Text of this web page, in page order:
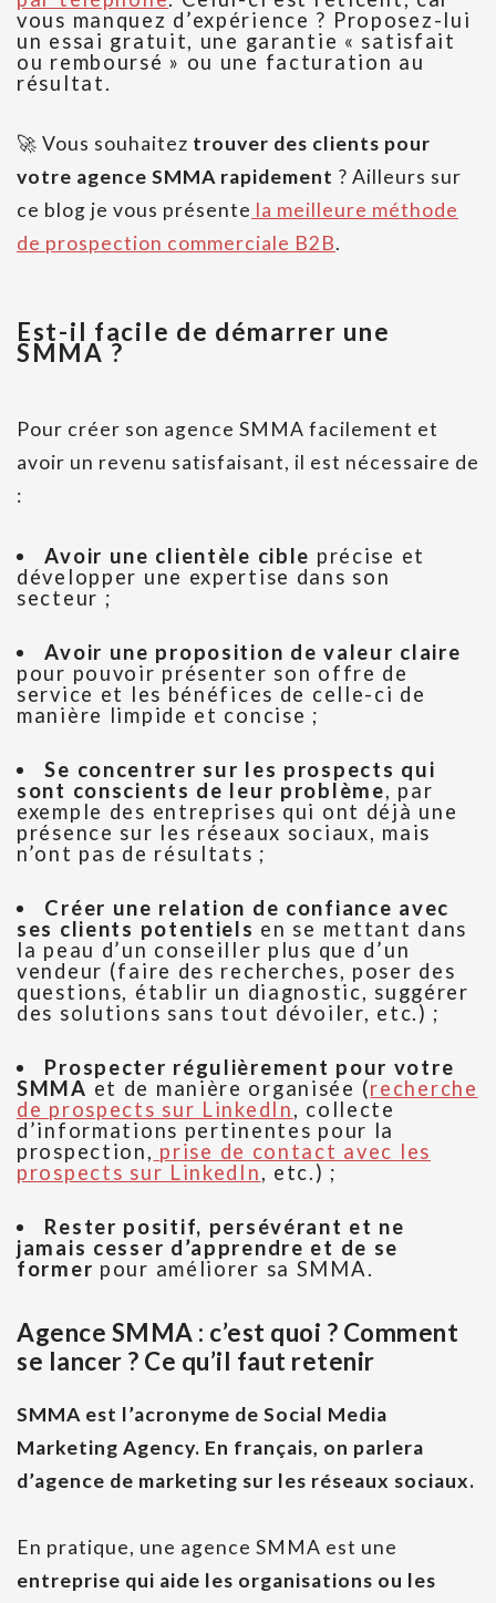
vous manquez d’expérience ? Proposez-lui
un essai gratuit, une garantie « satisfait
ou remboursé » ou une facturation au
résultat.
🚀 Vous souhaitez trouver des clients pour
votre agence SMMA rapidement ? Ailleurs sur
ce blog je vous présente la meilleure méthode
de prospection commerciale B2B.
Est-il facile de démarrer une
SMMA ?
Pour créer son agence SMMA facilement et
avoir un revenu satisfaisant, il est nécessaire de
:
Avoir une clientèle cible précise et
développer une expertise dans son
secteur ;
Avoir une proposition de valeur claire
pour pouvoir présenter son offre de
service et les bénéfices de celle-ci de
manière limpide et concise ;
Se concentrer sur les prospects qui
sont conscients de leur problème, par
exemple des entreprises qui ont déjà une
présence sur les réseaux sociaux, mais
n’ont pas de résultats ;
Créer une relation de confiance avec
ses clients potentiels en se mettant dans
la peau d’un conseiller plus que d’un
vendeur (faire des recherches, poser des
questions, établir un diagnostic, suggérer
des solutions sans tout dévoiler, etc.) ;
Prospecter régulièrement pour votre
SMMA et de manière organisée (recherche
de prospects sur LinkedIn, collecte
d’informations pertinentes pour la
prospection, prise de contact avec les
prospects sur LinkedIn, etc.) ;
Rester positif, persévérant et ne
jamais cesser d’apprendre et de se
former pour améliorer sa SMMA.
Agence SMMA : c’est quoi ? Comment
se lancer ? Ce qu’il faut retenir
SMMA est l’acronyme de Social Media
Marketing Agency. En français, on parlera
d’agence de marketing sur les réseaux sociaux.
En pratique, une agence SMMA est une
entreprise qui aide les organisations ou les